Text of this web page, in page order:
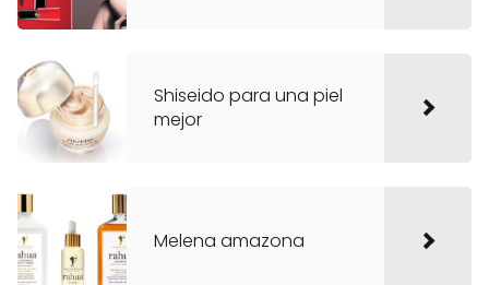
Shiseido para una piel
mejor
Melena amazona